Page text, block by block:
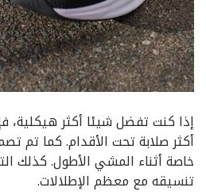
أكثر صلابة تحت الأقدام. كما تم
خاصة أثناء المشي الأطول. كذلك
تنسيقه مع معظم الإطلالات.